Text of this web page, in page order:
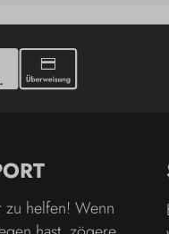
helfen! Wenn